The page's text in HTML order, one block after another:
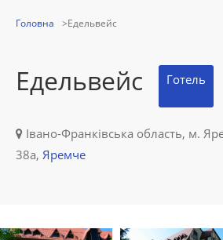
Головна Едельвейс
Едельвейс Готель
Івано-Франківська область, м.
38а, Яремче